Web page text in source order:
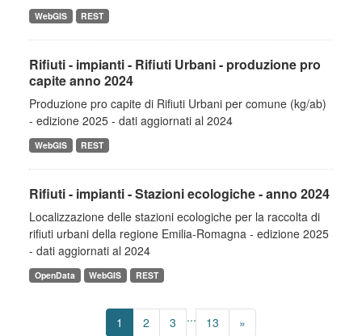
WebGIS REST
Rifiuti - impianti - Rifiuti Urbani - produzione pro
capite anno 2024
Produzione pro capite di Rifiuti Urbani per comune (kg/ab)
- edizione 2025 - dati aggiornati al 2024
WebGIS REST
Rifiuti - impianti - Stazioni ecologiche - anno 2024
Localizzazione delle stazioni ecologiche per la raccolta di
rifiuti urbani della regione Emilia-Romagna - edizione 2025
- dati aggiornati al 2024
OpenData WebGIS REST
1 2 3 ... 13 »